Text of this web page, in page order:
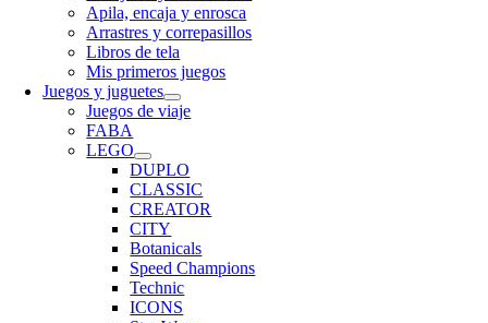
Apila, encaja y enrosca
Arrastres y correpasillos
Libros de tela
Mis primeros juegos
Juegos y juguetes
Juegos de viaje
FABA
LEGO
DUPLO
CLASSIC
CREATOR
CITY
Botanicals
Speed Champions
Technic
ICONS